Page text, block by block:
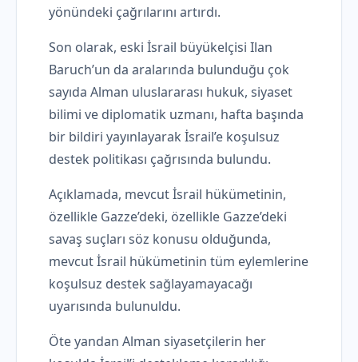
yönündeki çağrılarını artırdı.
Son olarak, eski İsrail büyükelçisi Ilan
Baruch’un da aralarında bulunduğu çok
sayıda Alman uluslararası hukuk, siyaset
bilimi ve diplomatik uzmanı, hafta başında
bir bildiri yayınlayarak İsrail’e koşulsuz
destek politikası çağrısında bulundu.
Açıklamada, mevcut İsrail hükümetinin,
özellikle Gazze’deki, özellikle Gazze’deki
savaş suçları söz konusu olduğunda,
mevcut İsrail hükümetinin tüm eylemlerine
koşulsuz destek sağlayamayacağı
uyarısında bulunuldu.
Öte yandan Alman siyasetçilerin her